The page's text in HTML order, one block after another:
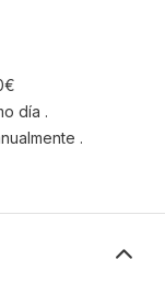
día .
.